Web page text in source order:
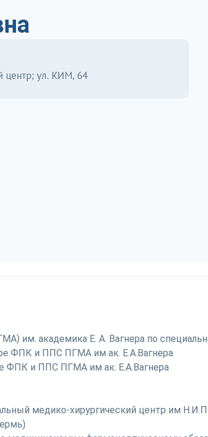
центр; ул. КИМ, 64
им. академика Е. А. Вагнера по
ФПК и ППС ПГМА им ак. Е.А.Вагнера
ФПК и ППС ПГМА им ак. Е.А.Вагнера
медико-хирургический центр им